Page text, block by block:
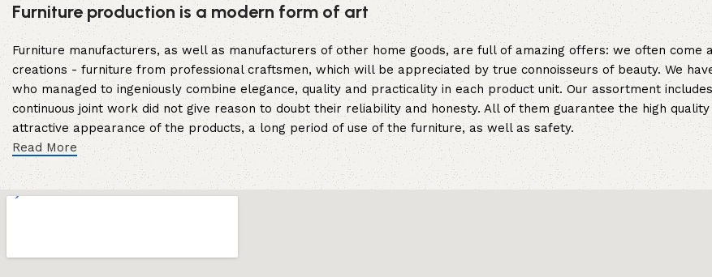
Furniture production is a modern form of art
Furniture manufacturers, as well as manufacturers of other home goods, are full of amazing offers: we often come
creations - furniture from professional craftsmen, which will be appreciated by true connoisseurs of beauty. We
who managed to ingeniously combine elegance, quality and practicality in each product unit. Our assortment
continuous joint work did not give reason to doubt their reliability and honesty. All of them guarantee the high
attractive appearance of the products, a long period of use of the furniture, as well as safety.
Read More